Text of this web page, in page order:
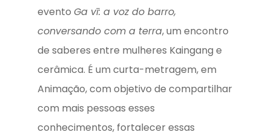
evento Ga vī: a voz do barro,
conversando com a terra, um encontro
de saberes entre mulheres Kaingang e
cerâmica. É um curta-metragem, em
Animação, com objetivo de compartilhar
com mais pessoas esses
conhecimentos, fortalecer essas